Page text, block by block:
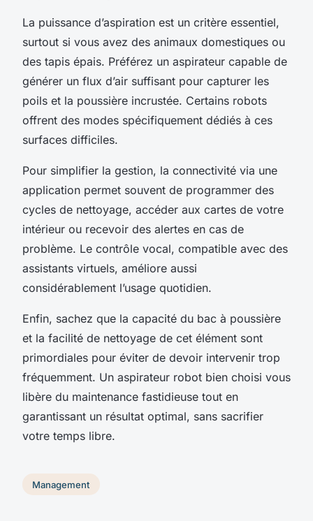
La puissance d’aspiration est un critère essentiel,
surtout si vous avez des animaux domestiques ou
des tapis épais. Préférez un aspirateur capable de
générer un flux d’air suffisant pour capturer les
poils et la poussière incrustée. Certains robots
offrent des modes spécifiquement dédiés à ces
surfaces difficiles.
Pour simplifier la gestion, la connectivité via une
application permet souvent de programmer des
cycles de nettoyage, accéder aux cartes de votre
intérieur ou recevoir des alertes en cas de
problème. Le contrôle vocal, compatible avec des
assistants virtuels, améliore aussi
considérablement l’usage quotidien.
Enfin, sachez que la capacité du bac à poussière
et la facilité de nettoyage de cet élément sont
primordiales pour éviter de devoir intervenir trop
fréquemment. Un aspirateur robot bien choisi vous
libère du maintenance fastidieuse tout en
garantissant un résultat optimal, sans sacrifier
votre temps libre.
Management